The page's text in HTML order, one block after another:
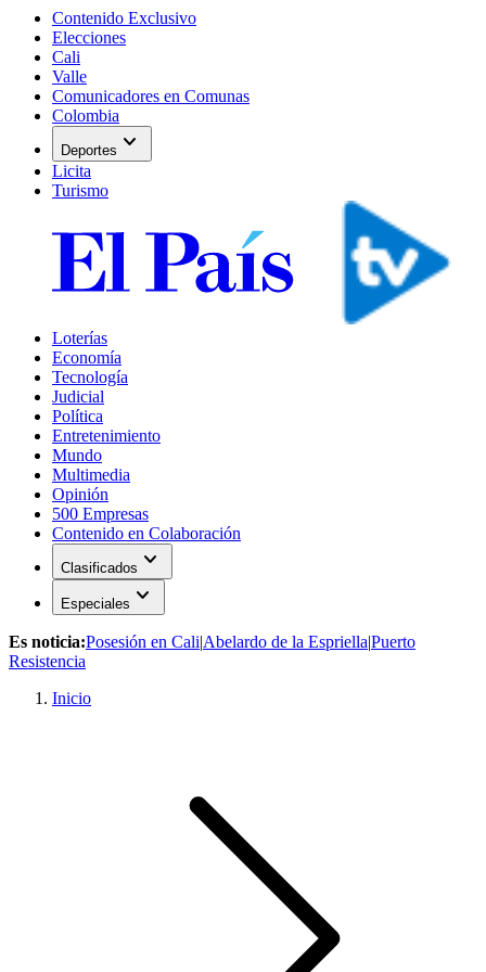
Contenido Exclusivo
Elecciones
Cali
Valle
Comunicadores en Comunas
Colombia
Deportes expand_more
Licita
Turismo
Loterías
Economía
Tecnología
Judicial
Política
Entretenimiento
Mundo
Multimedia
Opinión
500 Empresas
Contenido en Colaboración
Clasificados expand_more
Especiales expand_more
Es noticia:Posesión en Cali|Abelardo de la Espriella|Puerto
Resistencia
Inicio